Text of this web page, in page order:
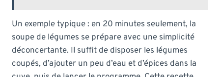
Un exemple typique : en 20 minutes seulement, la
soupe de légumes se prépare avec une simplicité
déconcertante. Il suffit de disposer les légumes
coupés, d’ajouter un peu d’eau et d’épices dans la